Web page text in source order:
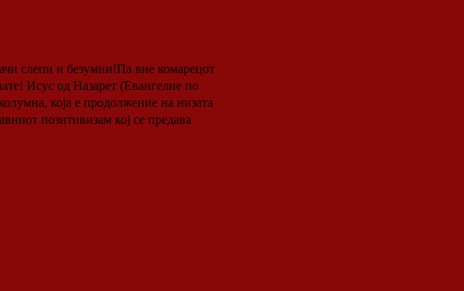
Исус од Назарет (Евангелие по
позитивизам кој се предава